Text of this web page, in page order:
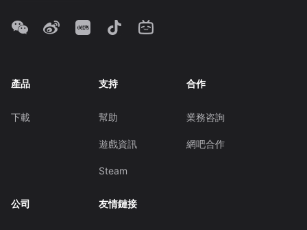
產品
下載
支持
幫助
遊戲資訊
Steam
合作
業務咨詢
網吧合作
公司 友情鏈接